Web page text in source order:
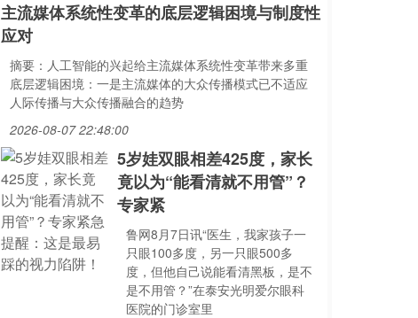
主流媒体系统性变革的底层逻辑困境与制度性
应对
摘要：人工智能的兴起给主流媒体系统性变革带来多重
底层逻辑困境：一是主流媒体的大众传播模式已不适应
人际传播与大众传播融合的趋势
2026-08-07 22:48:00
5岁娃双眼相差425度，家长
竟以为“能看清就不用管”？
专家紧
鲁网8月7日讯“医生，我家孩子一
只眼100多度，另一只眼500多
度，但他自己说能看清黑板，是不
是不用管？”在泰安光明爱尔眼科
医院的门诊室里